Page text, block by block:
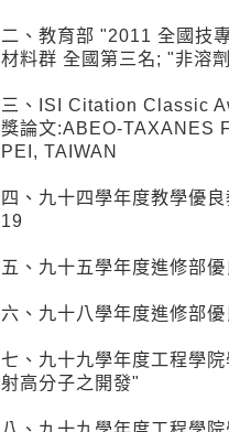
二、教育部 "2011 全國技
材料群 全國第三名; "非溶
三、ISI Citation Classic
獎論文:ABEO-TAXANES
PEI, TAIWAN
四、九十四學年度教學優
19
五、九十五學年度進修部
六、九十八學年度進修部
七、九十九學年度工程學
射高分子之開發"